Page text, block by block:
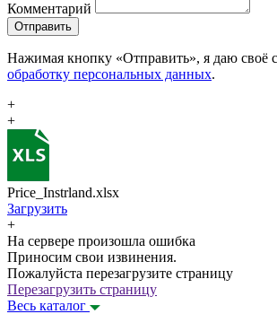
Комментарий
Отправить
Нажимая кнопку «Отправить», я даю своё
обработку персональных данных.
+
+
Price_Instrland.xlsx
Загрузить
+
На сервере произошла ошибка
Приносим свои извинения.
Пожалуйста перезагрузите страницу
Перезагрузить страницу
Весь каталог